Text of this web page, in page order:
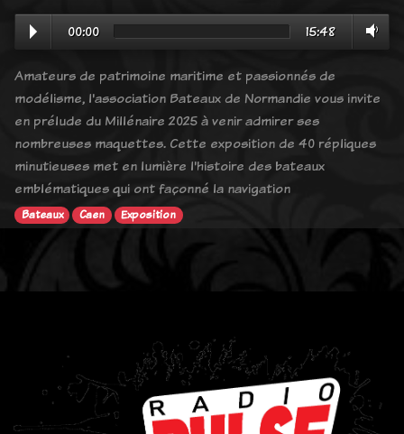
00:00 15:48
Amateurs de patrimoine maritime et passionnés de
modélisme, l'association Bateaux de Normandie vous invite
en prélude du Millénaire 2025 à venir admirer ses
nombreuses maquettes. Cette exposition de 40 répliques
minutieuses met en lumière l'histoire des bateaux
emblématiques qui ont façonné la navigation
Bateaux Caen Exposition